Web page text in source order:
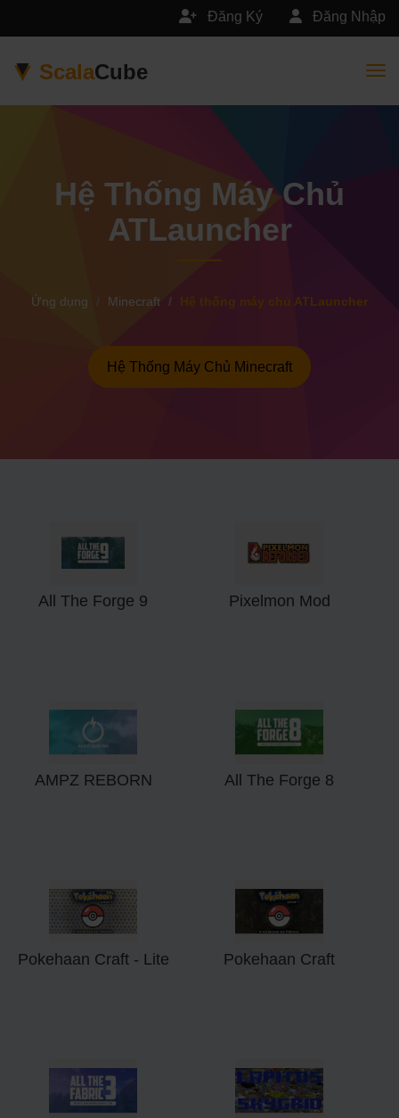
Đăng Nhập
Đăng Ký
ScalaCube
Hệ Thống Máy Chủ
ATLauncher
Ứng dụng Minecraft Hệ thống máy chủ ATLauncher
Hệ Thống Máy Chủ Minecraft
All The Forge 9 Pixelmon Mod
AMPZ REBORN All The Forge 8
Pokehaan Craft - Lite Pokehaan Craft